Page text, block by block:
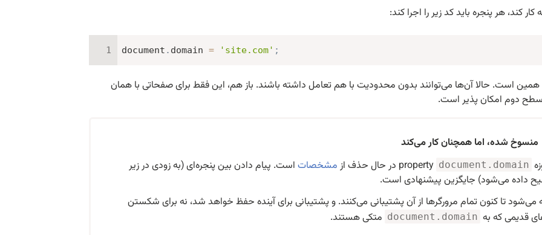
کار کند، هر پنجره باید کد زیر را اجرا کند:
document . domain = 'site.com' ;
است. حالا آن‌ها می‌توانند بدون محدودیت با هم تعامل داشته باشند. باز هم، این فقط برای صفحاتی با همان
دوم امکان پذیر است.
منسوخ شده، اما همچنان کار می‌کند
document.domain مشخصات است. پیام دادن بین پنجره‌ای (به زودی در زیر
داده می‌شود) جایگزین پیشنهادی است.
می‌شود تا کنون تمام مرورگرها از آن پشتیبانی می‌کنند. و پشتیبانی برای آینده حفظ خواهد شد، نه برای شکستن
قدیمی که به document.domain متکی هستند.